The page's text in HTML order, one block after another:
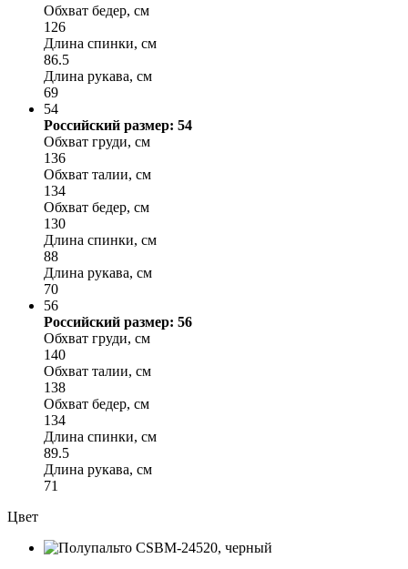
Обхват бедер, см
126
Длина спинки, см
86.5
Длина рукава, см
69
54
Российский размер: 54
Обхват груди, см
136
Обхват талии, см
134
Обхват бедер, см
130
Длина спинки, см
88
Длина рукава, см
70
56
Российский размер: 56
Обхват груди, см
140
Обхват талии, см
138
Обхват бедер, см
134
Длина спинки, см
89.5
Длина рукава, см
71
Цвет